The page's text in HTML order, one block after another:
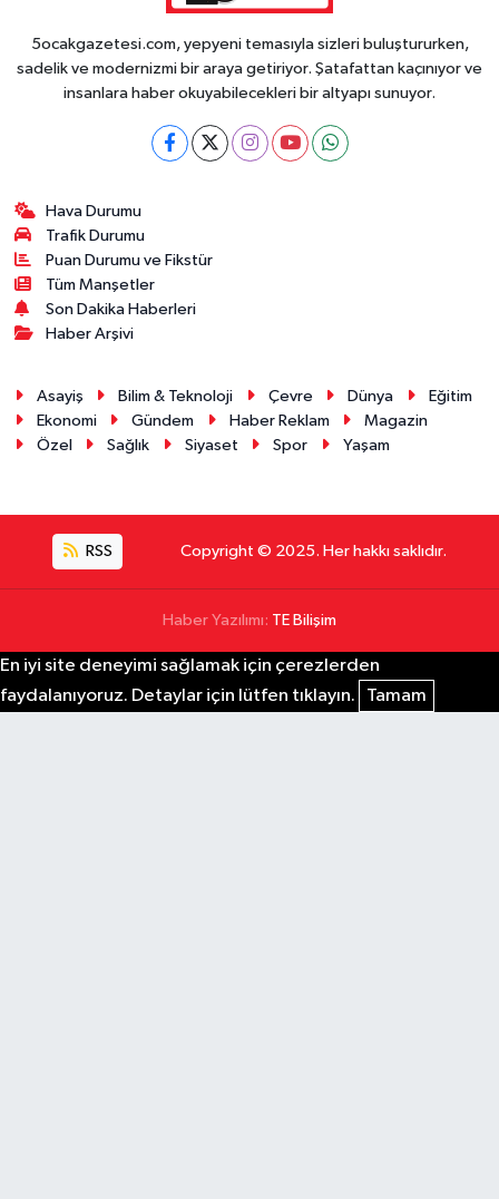
5ocakgazetesi.com, yepyeni temasıyla sizleri buluştururken,
sadelik ve modernizmi bir araya getiriyor. Şatafattan kaçınıyor ve
insanlara haber okuyabilecekleri bir altyapı sunuyor.
Hava Durumu
Trafik Durumu
Puan Durumu ve Fikstür
Tüm Manşetler
Son Dakika Haberleri
Haber Arşivi
Asayiş Bilim & Teknoloji Çevre Dünya
Eğitim
Ekonomi
Gündem Haber Reklam
Magazin
Özel
Sağlık Siyaset Spor Yaşam
RSS Copyright © 2025. Her hakkı saklıdır.
Haber Yazılımı: TE Bilişim
En iyi site deneyimi sağlamak için çerezlerden
faydalanıyoruz. Detaylar için lütfen tıklayın.
Tamam